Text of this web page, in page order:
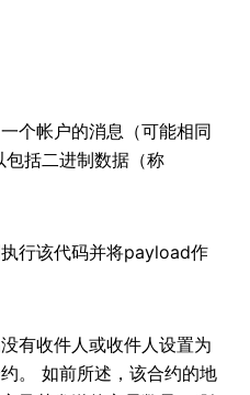
个帐户的消息（可能相同
括二进制数据（称
行该代码并将payload作
有收件人或收件人设置为
。 如前所述，该合约的地